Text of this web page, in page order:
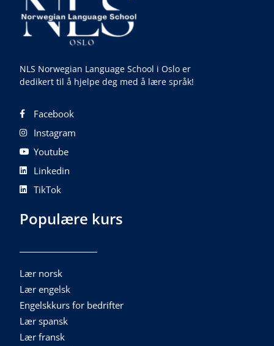
NLS Norwegian Language School i Oslo er
dedikert til å hjelpe deg med å lære språk!
Facebook
Instagram
Youtube
Linkedin
TikTok
Populære kurs
Lær norsk
Lær engelsk
Engelskkurs for bedrifter
Lær spansk
Lær fransk